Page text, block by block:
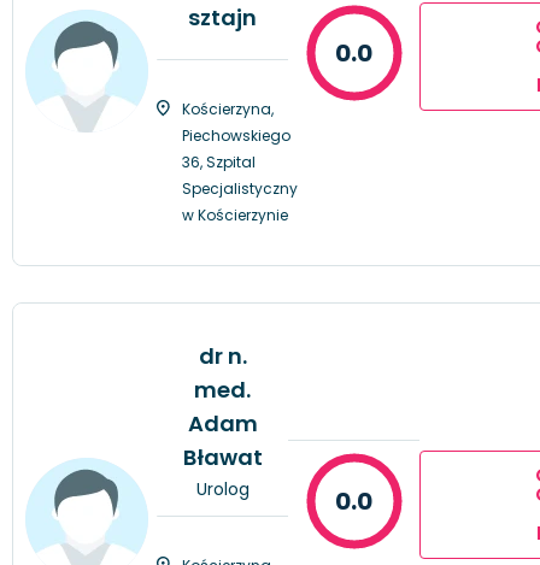
sztajn
Kościerzyna,
Piechowskiego
36, Szpital
Specjalistyczny
w Kościerzynie
0.0
dr n.
med.
Adam
Bławat
Urolog 0.0